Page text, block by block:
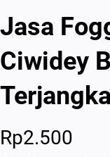
Jasa
Ciwidey
Rp2.500